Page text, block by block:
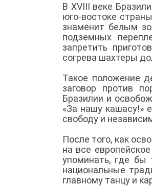
В XVIII веке
юго-востоке
знаменит белым
подземных
запретить
согрева шахтеры
Такое положение
заговор против
Бразилии и
«За нашу кашасу!»
свободу и
После того, как
на все
упоминать, где бы
национальные
главному танцу и